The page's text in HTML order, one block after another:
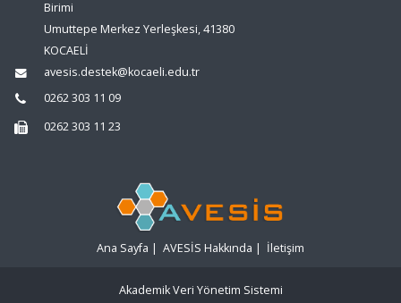
Birimi
Umuttepe Merkez Yerleşkesi, 41380
KOCAELİ
avesis.destek@kocaeli.edu.tr
0262 303 11 09
0262 303 11 23
Ana Sayfa | AVESİS Hakkında | İletişim
Akademik Veri Yönetim Sistemi